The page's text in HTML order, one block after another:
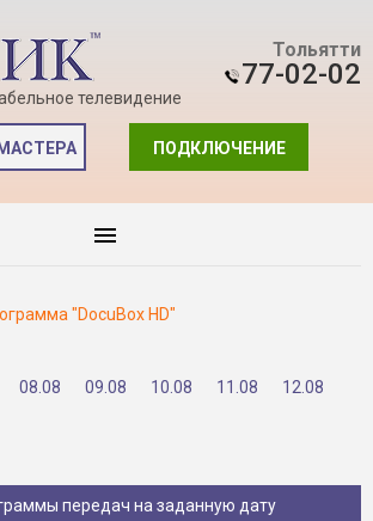
телевидение
Тольятти
77-02-02
ПОДКЛЮЧЕНИЕ
"DocuBox HD"
08.08 09.08 10.08 11.08 12.08
передач на заданную дату